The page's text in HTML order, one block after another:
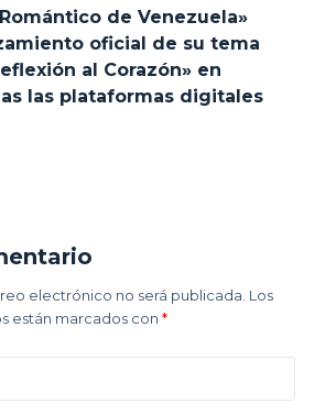
de Venezuela»
oficial de su tema
al Corazón» en
las plataformas digitales
electrónico no será publicada. Los
están marcados con *